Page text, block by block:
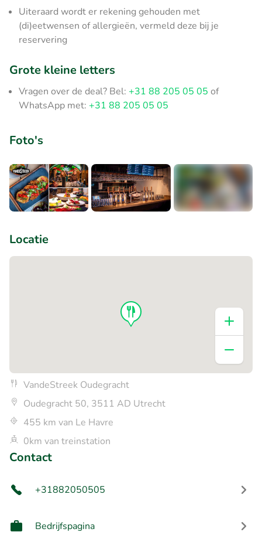
Uiteraard wordt er rekening gehouden met
(di)eetwensen of allergieën, vermeld deze bij je
reservering
Grote kleine letters
Vragen over de deal? Bel: +31 88 205 05 05 of
WhatsApp met: +31 88 205 05 05
Foto's
Locatie
VandeStreek Oudegracht
Oudegracht 50, 3511 AD Utrecht
455 km van Le Havre
0km van treinstation
Contact
+31882050505
Bedrijfspagina